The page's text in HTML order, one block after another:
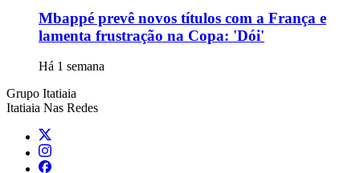
Mbappé prevê novos títulos com a França e
lamenta frustração na Copa: 'Dói'
Há 1 semana
Grupo Itatiaia
Itatiaia Nas Redes